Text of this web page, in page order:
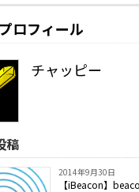
ロフィール
チャッピー
稿
2014年9月30日
【iBeacon】